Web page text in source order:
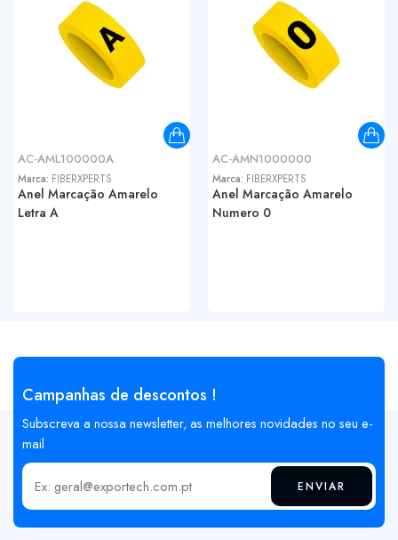
AC-AML100000A
Marca: FIBERXPERTS
Anel Marcação Amarelo
Letra A
AC-AMN1000000
Marca: FIBERXPERTS
Anel Marcação Amarelo
Numero 0
Campanhas de descontos !
Subscreva a nossa newsletter, as melhores novidades no seu e-
mail
Insira o seu email ENVIAR